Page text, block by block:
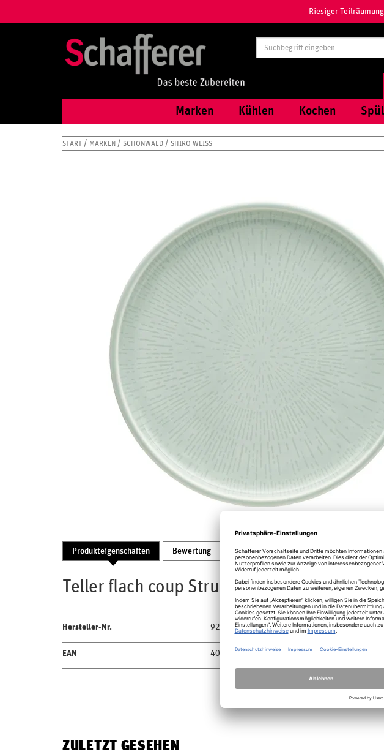
Riesiger
Marken Kühlen Kochen
START MARKEN SCHÖNWALD SHIRO WEISS
Produkteigenschaften Bewertung Produktsicherheit
Teller flach coup Struktur 21 cm FROST
Hersteller-Nr. 9251271B1000000
EAN 4018082809035
ZULETZT GESEHEN